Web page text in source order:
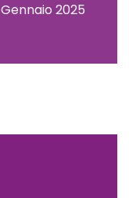
Gennaio 2025